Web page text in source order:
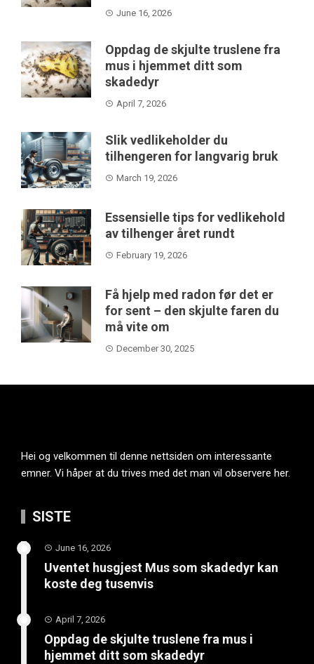
June 16, 2026
Oppdag de skjulte truslene fra
mus i hjemmet ditt som
skadedyr
April 7, 2026
Slik vedlikeholder du
tilhengeren for langvarig bruk
March 19, 2026
Essensielle tips for vedlikehold
av tilhenger året rundt
February 19, 2026
Få hjelp med radon før det er
for sent – den skjulte faren du
må vite om
December 30, 2025
Hei og velkommen til denne nettsiden om interessante
emner. Vi håper at du trives med det man vil observere her.
SISTE
June 16, 2026
Uventet husgjest Mus som skadedyr kan
koste deg tusenvis
April 7, 2026
Oppdag de skjulte truslene fra mus i
hjemmet ditt som skadedyr